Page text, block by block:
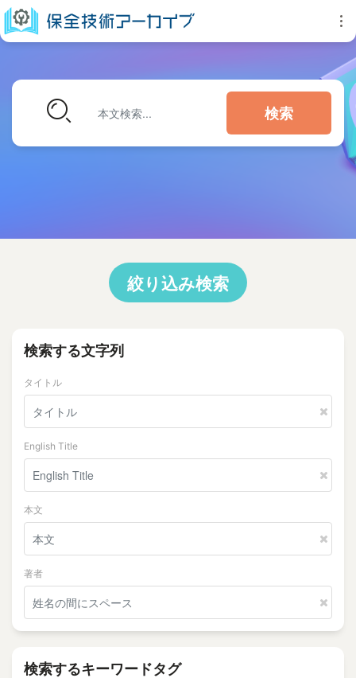
検索
絞り込み検索
検索する文字列
タイトル
English Title
本文
著者
検索するキーワードタグ